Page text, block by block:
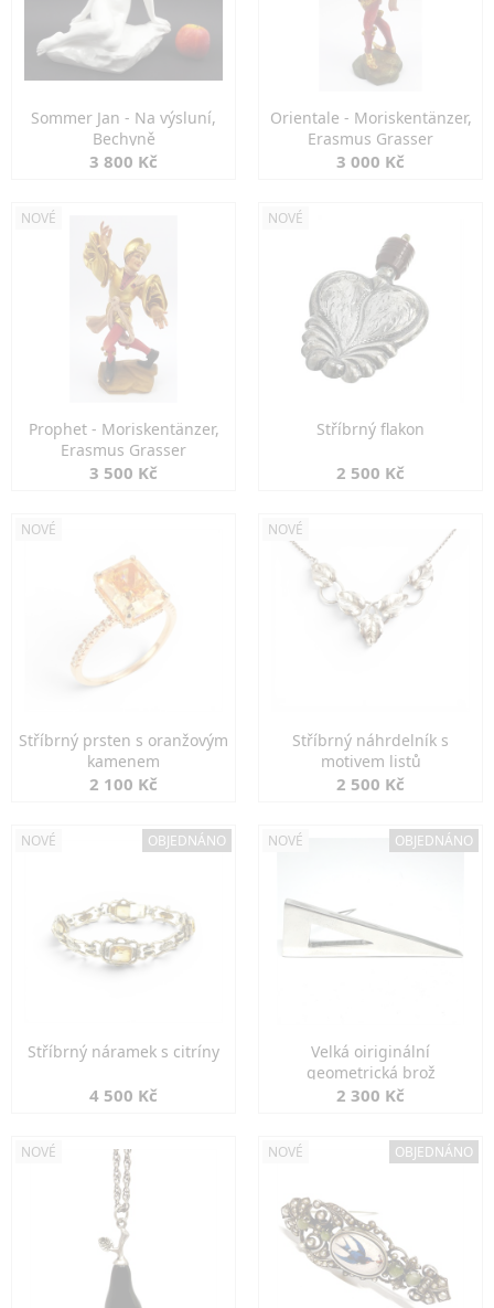
Sommer Jan - Na výsluní,
Bechyně
3 800 Kč
Orientale - Moriskentänzer,
Erasmus Grasser
3 000 Kč
NOVÉ
Prophet - Moriskentänzer,
Erasmus Grasser
3 500 Kč
NOVÉ
Stříbrný flakon
2 500 Kč
NOVÉ
Stříbrný prsten s oranžovým
kamenem
2 100 Kč
NOVÉ
Stříbrný náhrdelník s
motivem listů
2 500 Kč
NOVÉ OBJEDNÁNO
Stříbrný náramek s citríny
4 500 Kč
NOVÉ OBJEDNÁNO
Velká oiriginální
geometrická brož
2 300 Kč
NOVÉ NOVÉ OBJEDNÁNO